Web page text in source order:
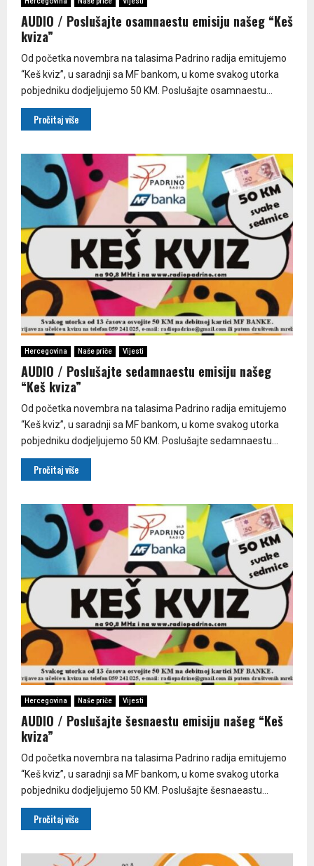
AUDIO / Poslušajte osamnaestu emisiju našeg “Keš
kviza”
Od početka novembra na talasima Padrino radija emitujemo
“Keš kviz”, u saradnji sa MF bankom, u kome svakog utorka
pobjedniku dodjeljujemo 50 KM. Poslušajte osamnaestu...
Pročitaj više
Hercegovina Naše priče Vijesti
AUDIO / Poslušajte sedamnaestu emisiju našeg
“Keš kviza”
Od početka novembra na talasima Padrino radija emitujemo
“Keš kviz”, u saradnji sa MF bankom, u kome svakog utorka
pobjedniku dodjeljujemo 50 KM. Poslušajte sedamnaestu...
Pročitaj više
Hercegovina Naše priče Vijesti
AUDIO / Poslušajte šesnaestu emisiju našeg “Keš
kviza”
Od početka novembra na talasima Padrino radija emitujemo
“Keš kviz”, u saradnji sa MF bankom, u kome svakog utorka
pobjedniku dodjeljujemo 50 KM. Poslušajte šesnaeastu...
Pročitaj više